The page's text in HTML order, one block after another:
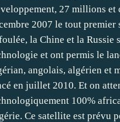
27 millions et
2007 le tout
la Chine et la Russie
et ont permis le
angolais, algérien et
en juillet 2010. Et on
100%
Ce satellite est prévu